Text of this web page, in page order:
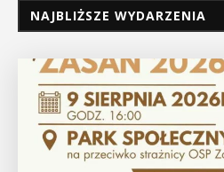
NAJBLIŻSZE WYDARZENIA